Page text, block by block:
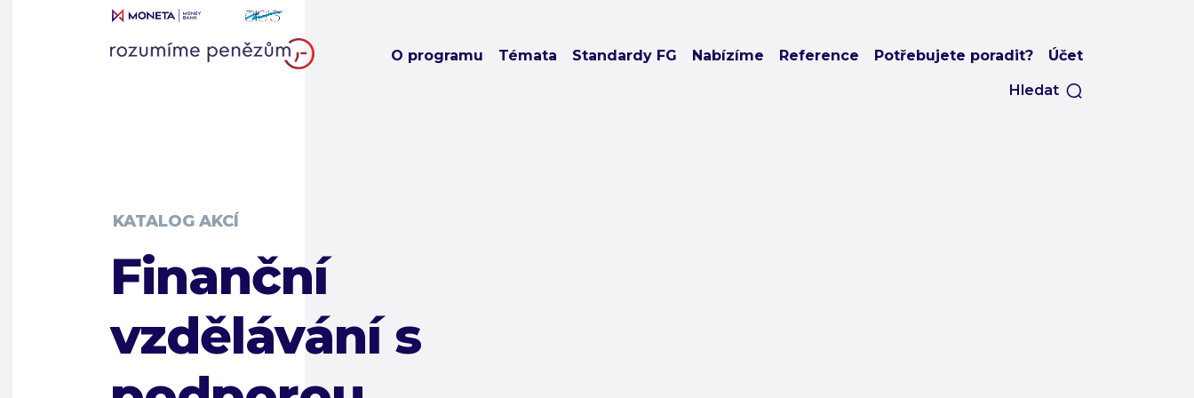
O programu Témata Standardy FG Nabízíme Reference Potřebujete poradit? Účet
Hledat
KATALOG AKCÍ
Finanční
vzdělávání s